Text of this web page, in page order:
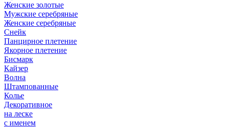
Женские золотые
Мужские серебряные
Женские серебряные
Снейк
Панцирное плетение
Якорное плетение
Бисмарк
Кайзер
Волна
Штампованные
Колье
Декоративное
на леске
с именем